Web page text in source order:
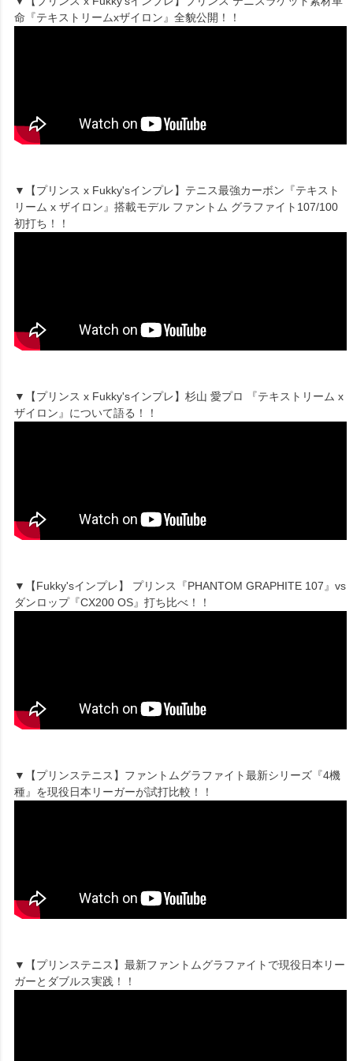
命『テキストリームxザイロン』全貌公開！！
▼【プリンス x Fukky'sインプレ】テニス最強カーボン『テキスト
リーム x ザイロン』搭載モデル ファントム グラファイト107/100
初打ち！！
▼【プリンス x Fukky'sインプレ】杉山 愛プロ 『テキストリーム x
ザイロン』について語る！！
▼【Fukky'sインプレ】 プリンス『PHANTOM GRAPHITE 107』vs
ダンロップ『CX200 OS』打ち比べ！！
▼【プリンステニス】ファントムグラファイト最新シリーズ『4機
種』を現役日本リーガーが試打比較！！
▼【プリンステニス】最新ファントムグラファイトで現役日本リー
ガーとダブルス実践！！